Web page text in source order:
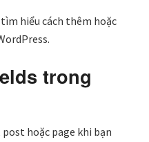
hiểu cách thêm hoặc
trong
hoặc page khi bạn